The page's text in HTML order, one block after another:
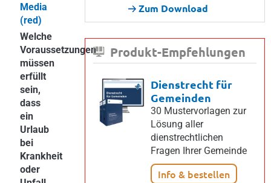
Media
(red)
Welche
Voraussetzungen
müssen
erfüllt
sein,
dass
ein
Urlaub
bei
Krankheit
oder
Zum Download
Produkt-Empfehlungen
Dienstrecht für
Gemeinden
30 Mustervorlagen zur
Lösung aller
dienstrechtlichen
Fragen Ihrer Gemeinde
Info & bestellen